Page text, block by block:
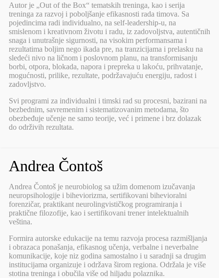
Autor je „Out of the Box“ tematskih treninga, kao i serija
treninga za razvoj i poboljšanje efikasnosti rada timova. Sa
pojedincima radi individualno, na self-leadership-u, na
smislenom i kreativnom životu i radu, iz zadovoljstva, autentičnih
snaga i unutrašnje sigurnosti, na visokim performansama i
rezultatima boljim nego ikada pre, na tranzicijama i prelasku na
sledeći nivo na ličnom i poslovnom planu, na transformisanju
borbi, otpora, blokada, napora i prepreka u lakoću, prihvatanje,
mogućnosti, prilike, rezultate, podržavajuću energiju, radost i
zadovljstvo.
Svi programi za individualni i timski rad su procesni, bazirani na
bezbednim, savremenim i sistematizovanim metodama, što
obezbeđuje učenje ne samo teorije, već i primene i brz dolazak
do održivih rezultata.
Andrea Čontoš
Andrea Čontoš je neurobiolog sa užim domenom izučavanja
neuropsihologije i biheviorizma, sertifikovani bihevioralni
forenzičar, praktikant neurolingvističkog programiranja i
praktične filozofije, kao i sertifikovani trener intelektualnih
veština.
Formira autorske edukacije na temu razvoja procesa razmišljanja
i obrazaca ponašanja, efikasnog učenja, verbalne i neverbalne
komunikacije, koje niz godina samostalno i u saradnji sa drugim
institucijama organizuje i održava širom regiona. Održala je više
stotina treninga i obučila više od hiljadu polaznika.